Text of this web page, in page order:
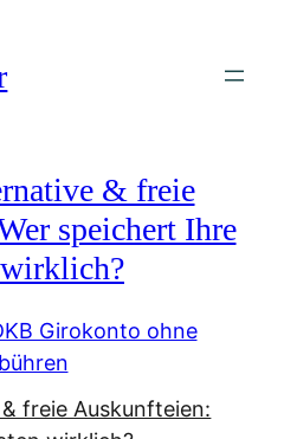
& freie
speichert Ihre
Girokonto ohne